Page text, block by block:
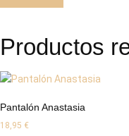
Productos
Pantalón Anastasia
18,95 €